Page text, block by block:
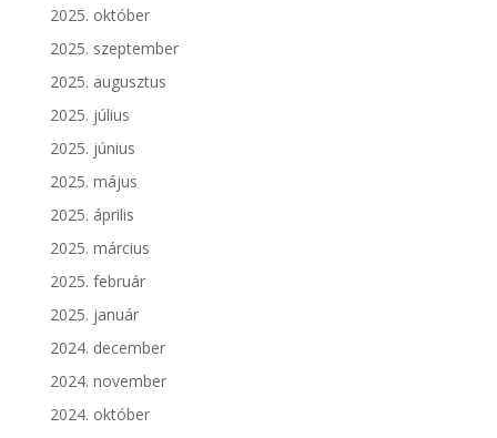
2025. október
2025. szeptember
2025. augusztus
2025. július
2025. június
2025. május
2025. április
2025. március
2025. február
2025. január
2024. december
2024. november
2024. október